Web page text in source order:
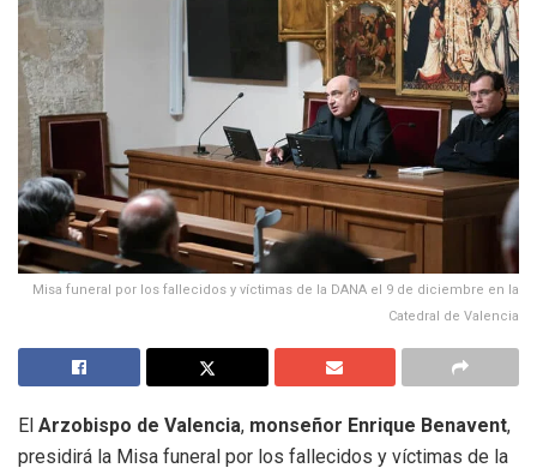
Misa funeral por los fallecidos y víctimas de la DANA el 9 de diciembre en la
Catedral de Valencia
El Arzobispo de Valencia, monseñor Enrique Benavent,
presidirá la Misa funeral por los fallecidos y víctimas de la